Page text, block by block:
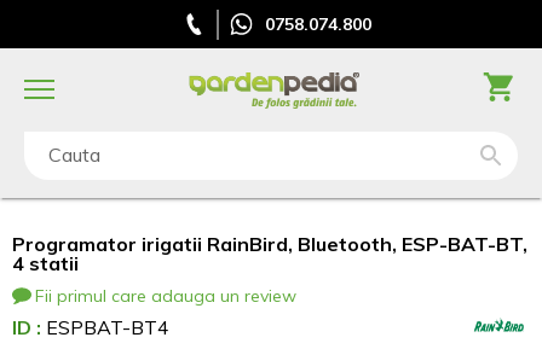
0758.074.800
Cauta
Programator irigatii RainBird, Bluetooth, ESP-BAT-BT,
4 statii
Fii primul care adauga un review
ID : ESPBAT-BT4